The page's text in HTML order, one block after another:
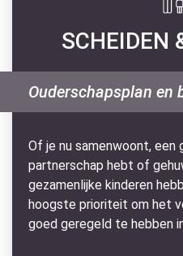
SCHEIDEN
Ouderschapsplan en
Of je nu samenwoont, een
partnerschap hebt of
gezamenlijke kinderen
hoogste prioriteit om het
goed geregeld te hebben